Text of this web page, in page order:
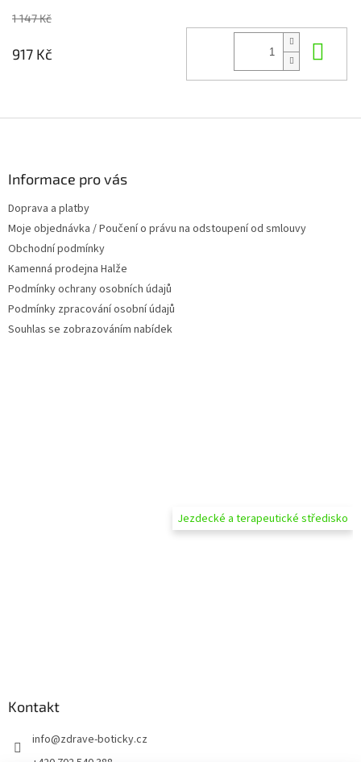
1 147 Kč
917 Kč
Informace pro vás
Doprava a platby
Moje objednávka / Poučení o právu na odstoupení od smlouvy
Obchodní podmínky
Kamenná prodejna Halže
Podmínky ochrany osobních údajů
Podmínky zpracování osobní údajů
Souhlas se zobrazováním nabídek
Jezdecké a terapeutické středisko
Kontakt
info@zdrave-boticky.cz